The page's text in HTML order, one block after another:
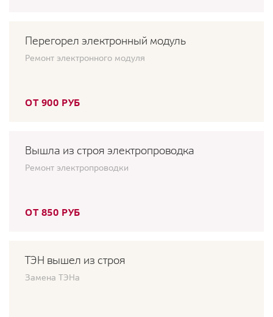
Перегорел электронный модуль
Ремонт электронного модуля
ОТ 900 РУБ
Вышла из строя электропроводка
Ремонт электропроводки
ОТ 850 РУБ
ТЭН вышел из строя
Замена ТЭНа